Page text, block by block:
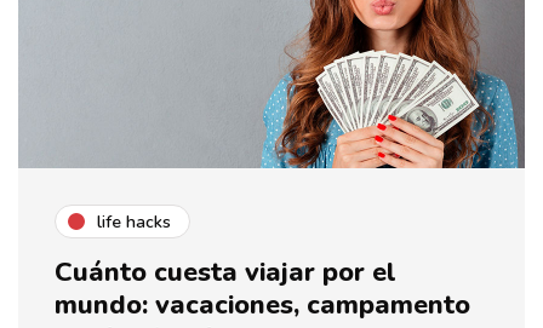
life hacks
Cuánto cuesta viajar por el
mundo: vacaciones, campamento